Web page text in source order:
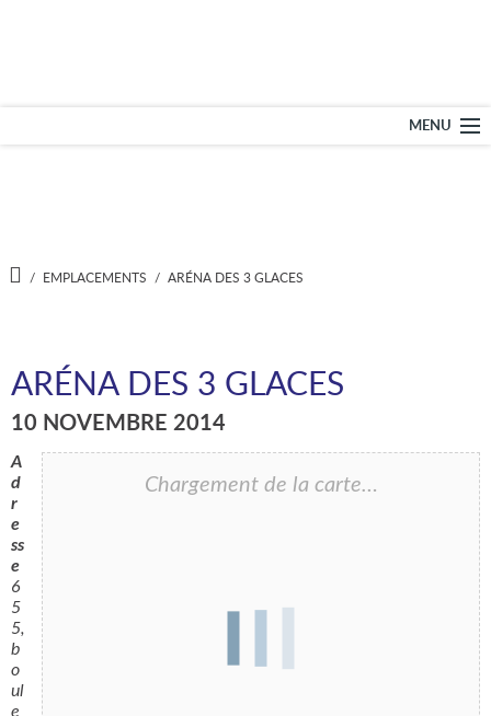
MENU
ADMISSION
VIE ÉTUDIANTE
RECONNAISSANCES
EMPLOYÉS
NOUS JOINDRE
A
/ EMPLACEMENTS / ARÉNA DES 3 GLACES
ARÉNA DES 3 GLACES
10 NOVEMBRE 2014
Chargement de la carte…
A
d
r
e
ss
e
6
5
5,
b
o
ul
e